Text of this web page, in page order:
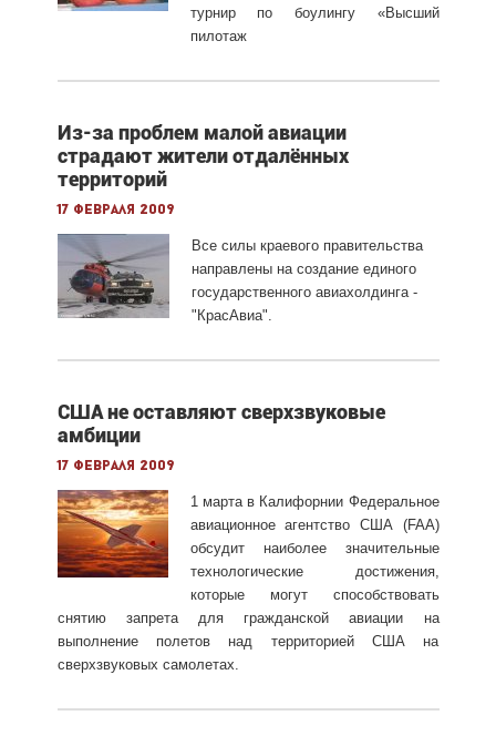
турнир по боулингу «Высший
пилотаж
Из-за проблем малой авиации
страдают жители отдалённых
территорий
17 февраля 2009
Все силы краевого правительства
направлены на создание единого
государственного авиахолдинга -
"КрасАвиа".
США не оставляют сверхзвуковые
амбиции
17 февраля 2009
1 марта в Калифорнии Федеральное
авиационное агентство США (FAA)
обсудит наиболее значительные
технологические достижения,
которые могут способствовать
снятию запрета для гражданской авиации на
выполнение полетов над территорией США на
сверхзвуковых самолетах.